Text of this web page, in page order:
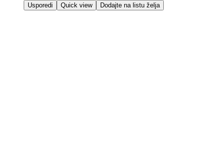
Usporedi Quick view Dodajte na listu želja